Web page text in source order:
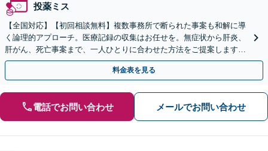
投薬ミス
【全国対応】【初回相談無料】複数事務所で断られた事案も和解に導
く論理的アプローチ。医療記録の収集はお任せを。無症状から肝炎、
肝がん、死亡事案まで、一人ひとりに合わせた方法をご提案します。
手続きの負担を減らし、権利を守ります。
料金表を見る
電話でお問い合わせ メールでお問い合わせ